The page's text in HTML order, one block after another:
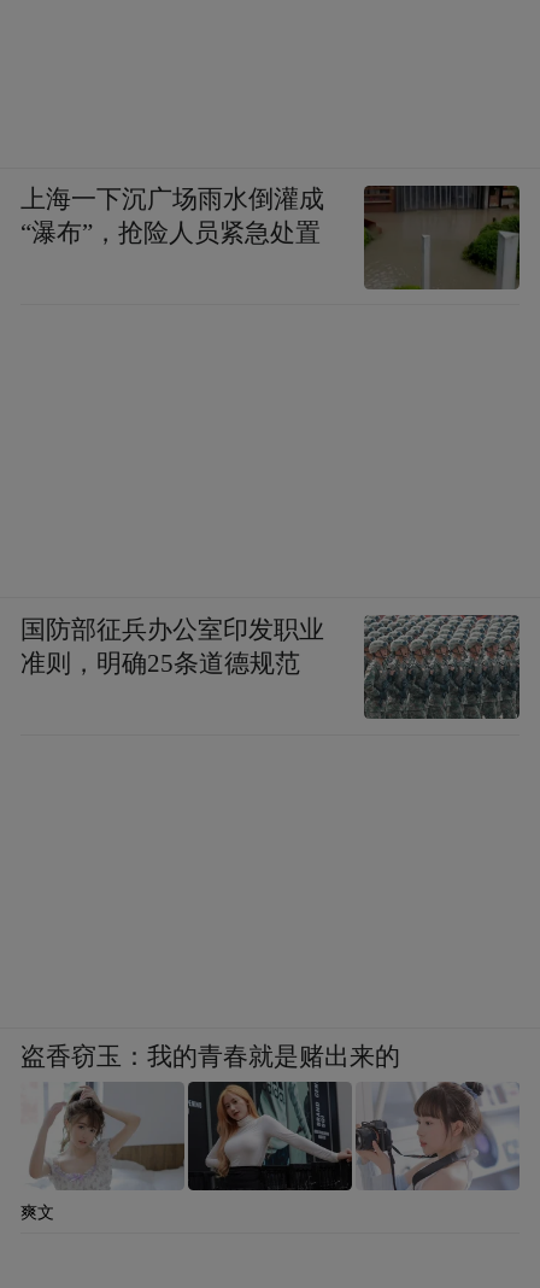
上海一下沉广场雨水倒灌成
“瀑布”，抢险人员紧急处置
国防部征兵办公室印发职业
准则，明确25条道德规范
盗香窃玉：我的青春就是赌出来的
爽文